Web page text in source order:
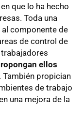
que lo ha hecho
Toda una
componente de
de control de
ellos
También propician
de trabajo
una mejora de la